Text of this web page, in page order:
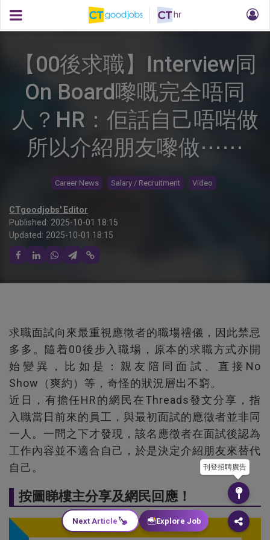
【00後求職】Interview同
On Board嚟嘅完全唔同
人？HR：佢話自己唔啱做
所以介紹朋友嚟做⋯⋯
Career News Salary / Recruitment Video
CTgoodjobs' Editor
Published: 2025-10-01 18:15
Updated: 2025-10-01 18:15
求職面試向來最重視應徵者的職場禮儀，因此禁忌
多多。隨着00後步入職場，原本的求職方式亦開
始變異，比如是：親友陪同面試、直接No
Show（爽約）等，奇怪的狀況層出不窮。
近日，有擔任HR的網民在Threads發文分享，指
入職當日前來的員工，與最初面試的應徵者並非同
一人。一問之下才發現，該名應徵者在面試後認為
工作內容並不適合自己，於是決定介紹朋友來替代
自己。
按圖睇樓主分享及網民回應！
刊登招聘廣告
Next Article Explore Job